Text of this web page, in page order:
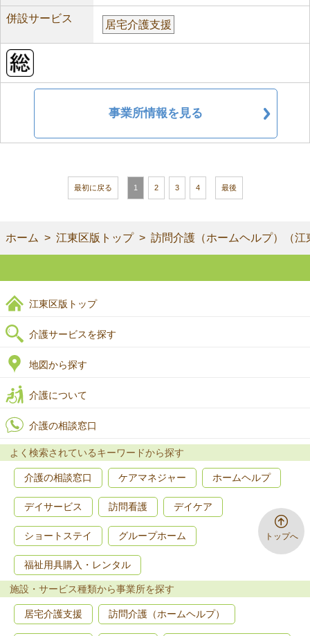
併設サービス
居宅介護支援
事業所情報を見る
最初に戻る 1 2 3 4 最後
ホーム 江東区版トップ 訪問介護（ホームヘルプ）（江
トップへ
江東区版トップ
介護サービスを探す
地図から探す
介護について
介護の相談窓口
よく検索されているキーワードから探す
介護の相談窓口 ケアマネジャー ホームヘルプ
デイサービス 訪問看護 デイケア
ショートステイ グループホーム
福祉用具購入・レンタル
施設・サービス種類から事業所を探す
居宅介護支援 訪問介護（ホームヘルプ）